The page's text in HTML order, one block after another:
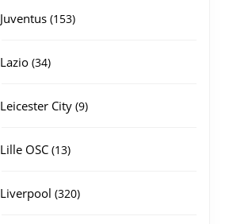
Juventus 153153
Lazio 3434
Leicester City 99
Lille OSC 1313
Liverpool 320320